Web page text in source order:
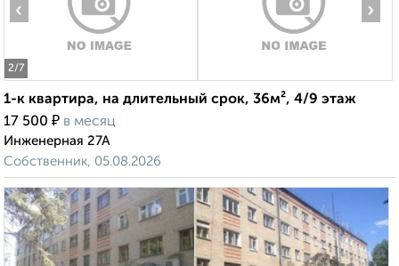
2/7
‹ ›
1-к квартира, на длительный срок, 36м², 4/9 этаж
17 500 ₽ в месяц
Инженерная 27А
Собственник, 05.08.2026